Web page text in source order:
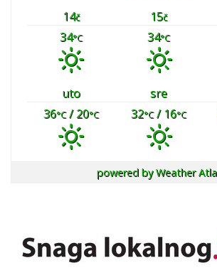
14č 15č
34°C 34°C
uto sre
36°C/ 20°C 32°C/ 16°C
powered byWeather